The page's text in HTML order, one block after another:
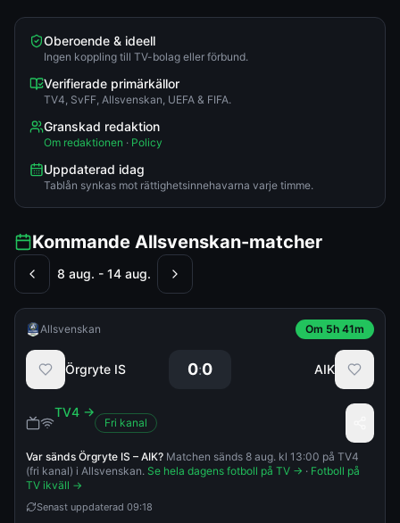
Oberoende & ideell
Ingen koppling till TV-bolag eller förbund.
Verifierade primärkällor
TV4, SvFF, Allsvenskan, UEFA & FIFA.
Granskad redaktion
Om redaktionen · Policy
Uppdaterad idag
Tablån synkas mot rättighetsinnehavarna varje timme.
Kommande Allsvenskan-matcher
8 aug. - 14 aug.
Allsvenskan Om 5h 41m
Örgryte IS 0:0 AIK
TV4 →
Fri kanal
Var sänds Örgryte IS – AIK? Matchen sänds 8 aug. kl 13:00 på TV4
(fri kanal) i Allsvenskan. Se hela dagens fotboll på TV → · Fotboll på
TV ikväll →
Senast uppdaterad 09:18